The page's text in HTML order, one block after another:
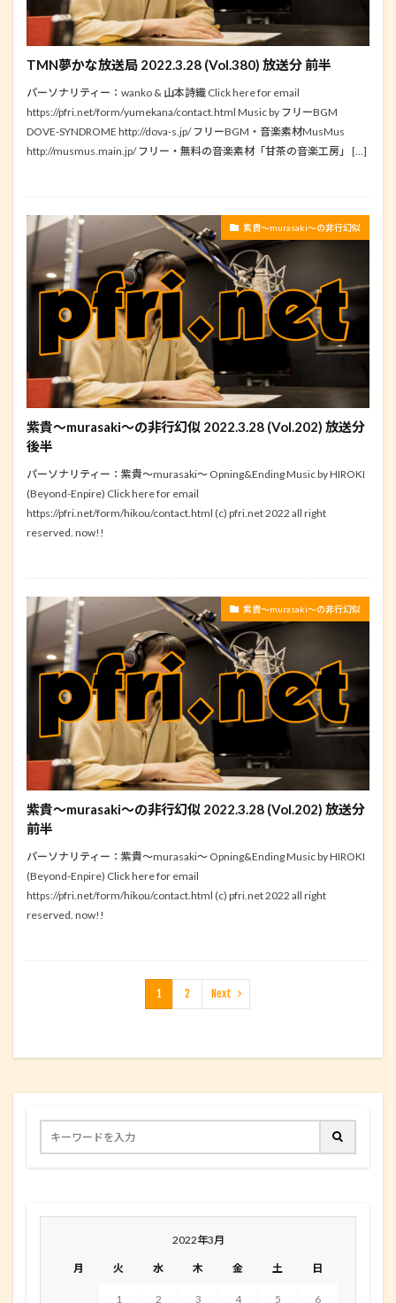
TMN夢かな放送局 2022.3.28 (Vol.380) 放送分 前半
パーソナリティー：wanko & 山本詩織 Click here for email
https://pfri.net/form/yumekana/contact.html Music by フリーBGM
DOVE-SYNDROME http://dova-s.jp/ フリーBGM・音楽素材MusMus
http://musmus.main.jp/ フリー・無料の音楽素材「甘茶の音楽工房」 […]
紫貴～murasaki～の非行幻似
紫貴～murasaki～の非行幻似 2022.3.28 (Vol.202) 放送分
後半
パーソナリティー：紫貴～murasaki～ Opning&Ending Music by HIROKI
(Beyond-Enpire) Click here for email
https://pfri.net/form/hikou/contact.html (c) pfri.net 2022 all right
reserved. now!!
紫貴～murasaki～の非行幻似
紫貴～murasaki～の非行幻似 2022.3.28 (Vol.202) 放送分
前半
パーソナリティー：紫貴～murasaki～ Opning&Ending Music by HIROKI
(Beyond-Enpire) Click here for email
https://pfri.net/form/hikou/contact.html (c) pfri.net 2022 all right
reserved. now!!
1 2 Next
2022年3月
月 火 水 木 金 土 日
1 2 3 4 5 6